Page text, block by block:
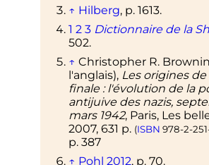
suivant Cehreli sur ce
↑Sauf mention contraire
présente section est
l'ouvrage de Cehreli
↑C'est également le
àTreblinka, voir par
Gross[52]
↑ Hilberg, p. 1613.
1 2 3 Dictionnaire de la
502.
↑ Christopher R.
l'anglais), Les origines
finale : l'évolution de la
antijuive des nazis,
mars 1942, Paris, Les
2007, 631 p. (ISBN 978-2-
p. 387
↑ Pohl 2012, p. 70.